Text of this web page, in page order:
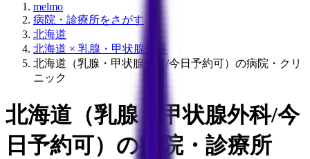
melmo
病院・診療所をさがす
北海道
北海道 × 乳腺・甲状腺外科
北海道（乳腺・甲状腺外科/今日予約可）の病院・クリ
ニック
北海道（乳腺・甲状腺外科/今
日予約可） の病院・診療所